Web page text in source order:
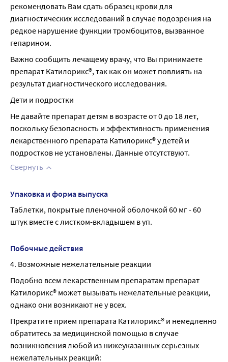
рекомендовать Вам сдать образец крови для
диагностических исследований в случае подозрения на
редкое нарушение функции тромбоцитов, вызванное
гепарином.
Важно сообщить лечащему врачу, что Вы принимаете
препарат Катилорикс®, так как он может повлиять на
результат диагностического исследования.
Дети и подростки
Не давайте препарат детям в возрасте от 0 до 18 лет,
поскольку безопасность и эффективность применения
лекарственного препарата Катилорикс® у детей и
подростков не установлены. Данные отсутствуют.
Свернуть
Упаковка и форма выпуска
Таблетки, покрытые пленочной оболочкой 60 мг - 60
штук вместе с листком-вкладышем в уп.
Побочные действия
4. Возможные нежелательные реакции
Подобно всем лекарственным препаратам препарат
Катилорикс® может вызывать нежелательные реакции,
однако они возникают не у всех.
Прекратите прием препарата Катилорикс® и немедленно
обратитесь за медицинской помощью в случае
возникновения любой из нижеуказанных серьезных
нежелательных реакций: